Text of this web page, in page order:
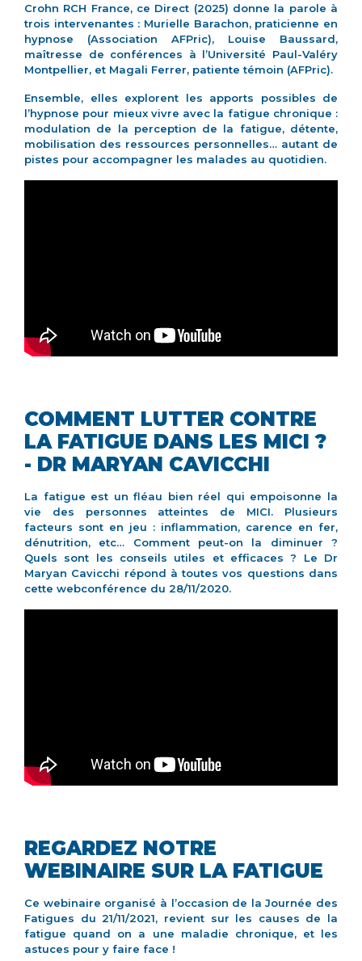
Crohn RCH France, ce Direct (2025) donne la parole à
trois intervenantes : Murielle Barachon, praticienne en
hypnose (Association AFPric), Louise Baussard,
maîtresse de conférences à l’Université Paul-Valéry
Montpellier, et Magali Ferrer, patiente témoin (AFPric).
Ensemble, elles explorent les apports possibles de
l’hypnose pour mieux vivre avec la fatigue chronique :
modulation de la perception de la fatigue, détente,
mobilisation des ressources personnelles… autant de
pistes pour accompagner les malades au quotidien.
COMMENT LUTTER CONTRE
LA FATIGUE DANS LES MICI ?
- DR MARYAN CAVICCHI
La fatigue est un fléau bien réel qui empoisonne la
vie des personnes atteintes de MICI. Plusieurs
facteurs sont en jeu : inflammation, carence en fer,
dénutrition, etc… Comment peut-on la diminuer ?
Quels sont les conseils utiles et efficaces ? Le Dr
Maryan Cavicchi répond à toutes vos questions dans
cette webconférence du 28/11/2020.
REGARDEZ NOTRE
WEBINAIRE SUR LA FATIGUE
Ce webinaire organisé à l’occasion de la Journée des
Fatigues du 21/11/2021, revient sur les causes de la
fatigue quand on a une maladie chronique, et les
astuces pour y faire face !